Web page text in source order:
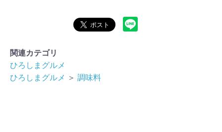
関連カテゴリ
ひろしまグルメ
ひろしまグルメ ＞ 調味料